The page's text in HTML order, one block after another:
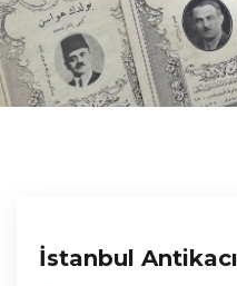
İstanbul Antikacı